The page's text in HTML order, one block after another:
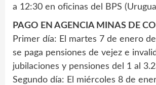
a 12:30 en oficinas del BPS
PAGO EN AGENCIA MINAS DE
Primer día: El martes 7 de enero
se paga pensiones de vejez e
jubilaciones y pensiones del 1 al
Segundo día: El miércoles 8 de